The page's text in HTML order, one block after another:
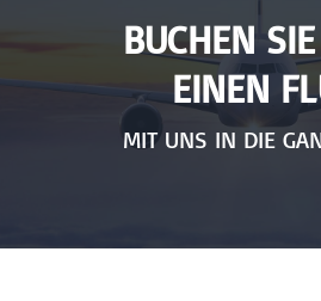
BUCHEN
EINEN
MIT UNS IN DIE